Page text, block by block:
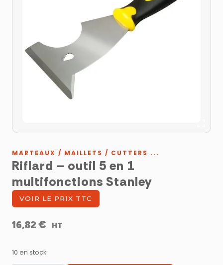
MARTEAUX / MAILLETS / CUTTERS ...
Riflard – outil 5 en 1
multifonctions Stanley
VOIR LE PRIX TTC
16,82 € HT
10 en stock